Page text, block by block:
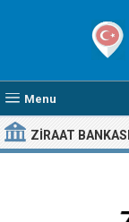
Menu
ZIRAAT